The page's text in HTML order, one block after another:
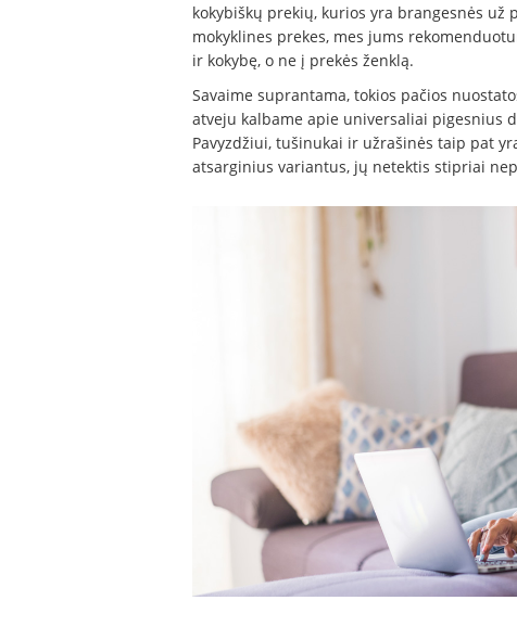
kokybiškų prekių, kurios yra brangesnės už
mokyklines prekes, mes jums
ir kokybę, o ne į prekės ženklą.
Savaime suprantama, tokios pačios
atveju kalbame apie universaliai pigesnius
Pavyzdžiui, tušinukai ir užrašinės taip pat
atsarginius variantus, jų netektis stipriai